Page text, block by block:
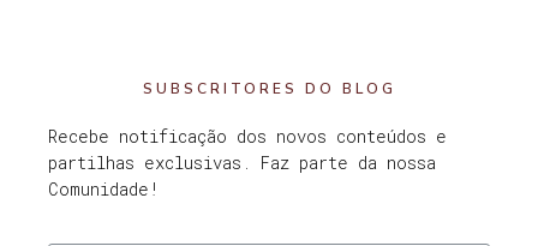
SUBSCRITORES DO BLOG
Recebe notificação dos novos conteúdos e
partilhas exclusivas. Faz parte da nossa
Comunidade!